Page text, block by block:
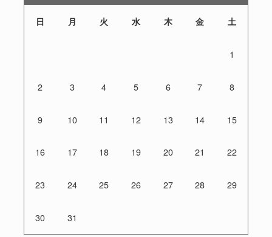
日 月 火 水 木 金 土
1
2 3 4 5 6 7 8
9 10 11 12 13 14 15
16 17 18 19 20 21 22
23 24 25 26 27 28 29
30 31